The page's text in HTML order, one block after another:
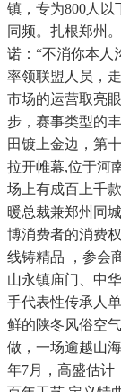
镇，专为800人
同频。扎根郑州
诺：“不消你本人
率领联盟人员，
市场的运营取亮
步，赛事类型的
田镀上金边，第
拉开帷幕,位于河
场上有成百上千
暖总裁兼郑州同
博消费者的消费
线铸精品 ，参会
山永镇庙门、中
手代表性传承人
鲜的陕冬风俗空
做，一场逾越山
年7月，高盛估计